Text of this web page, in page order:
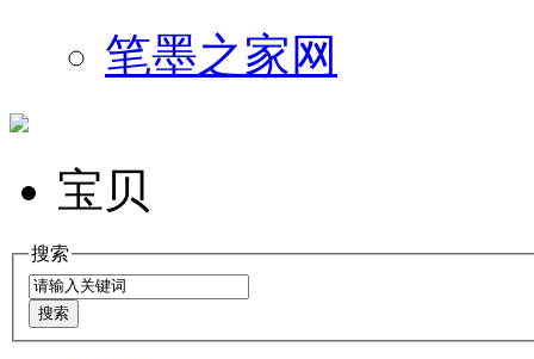
笔墨之家网
宝贝
搜索